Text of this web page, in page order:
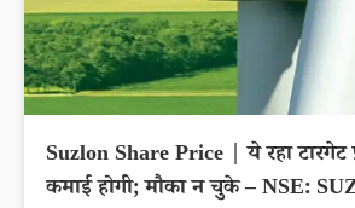
Suzlon Share Price | ये रहा टारगेट
कमाई होगी; मौका न चुके – NSE: